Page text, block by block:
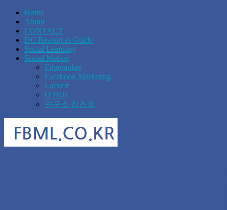
Home
About
CONTACT
DC Resources Guide
Social Learning
Social Metion
Edgeranker
Facebook Marketing
Lacvert
O HUI
연구소 리스트